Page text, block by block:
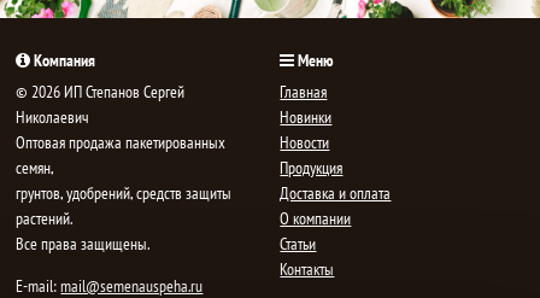
Компания
© 2026 ИП Степанов Сергей
Николаевич
Oптовая продажа пакетированных
семян,
грунтов, удобрений, средств защиты
растений.
Все права защищены.
E-mail:mail@semenauspeha.ru
Меню
Главная
Новинки
Новости
Продукция
Доставка и оплата
О компании
Статьи
Контакты